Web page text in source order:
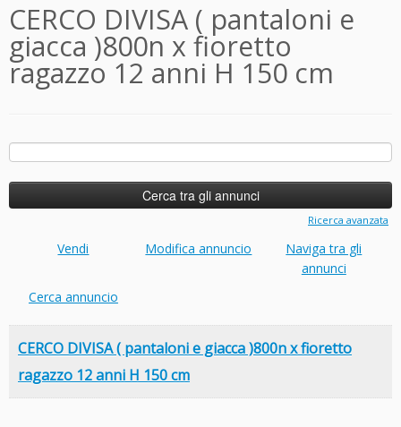
CERCO DIVISA ( pantaloni e
giacca )800n x fioretto
ragazzo 12 anni H 150 cm
Ricerca
Ricerca avanzata
Vendi Modifica annuncio
Naviga tra gli
annunci
Cerca annuncio
CERCO DIVISA ( pantaloni e giacca )800n x fioretto
ragazzo 12 anni H 150 cm